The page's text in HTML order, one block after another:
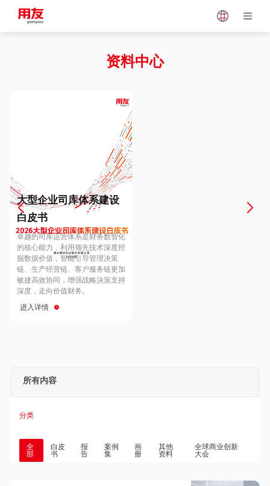
Vietnam
Europe
Hungary
Hong Kong
资料中心
大型企业司库体系建设
白皮书
卓越的司库运营体系是财务数智化
的核心能力，利用领先技术深度挖
掘数据价值，智能引导管理决策
链、生产经营链、客户服务链更加
敏捷高效协同，增强战略決策支持
深度，走向价值财务。
进入详情
所有内容
分类
全
部
白皮
书
报
告
案例
集
画
册
其他
资料
全球商业创新
大会